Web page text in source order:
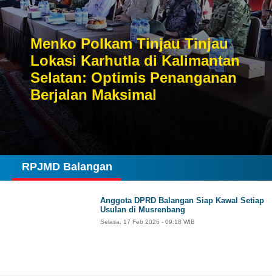
Menko Polkam Tinjau Tinjau
Lokasi Karhutla di Kalimantan
Selatan: Optimis Penanganan
Berjalan Maksimal
RPJMD Balangan
Anggota DPRD Balangan Siap Kawal Setiap
Usulan di Musrenbang
Selasa, 17 Feb 2026 - 09:18 WIB